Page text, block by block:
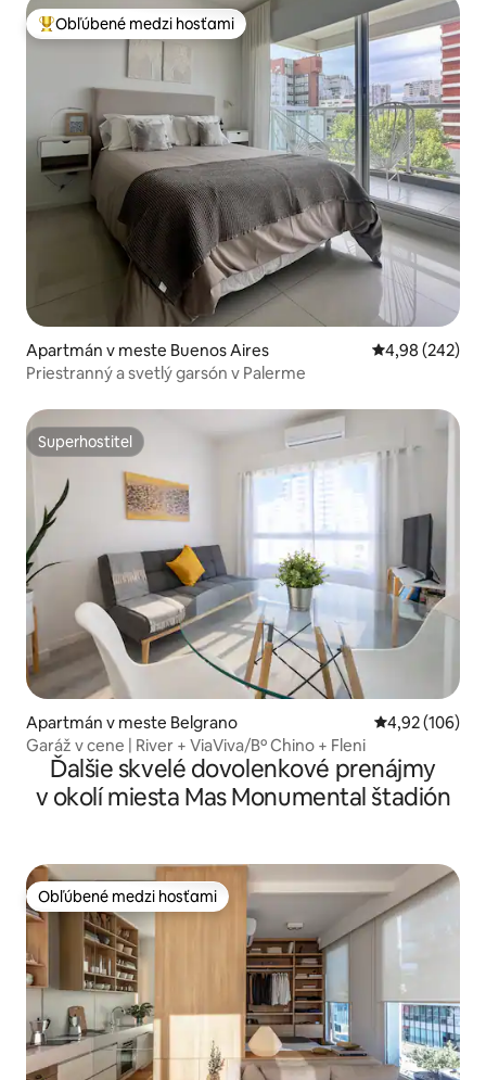
Najobľúbenejšie medzi hosťami
Obľúbené medzi hosťami
Apartmán v meste Buenos Aires Priemerné
4,98 (242)
Priestranný a svetlý garsón v Palerme
Superhostiteľ
Superhostiteľ
Apartmán v meste Belgrano Priemerné
4,92 (106)
Garáž v cene | River + ViaViva/Bº Chino + Fleni
Ďalšie skvelé dovolenkové prenájmy
v okolí miesta Mas Monumental štadión
Obľúbené medzi hosťami
Obľúbené medzi hosťami